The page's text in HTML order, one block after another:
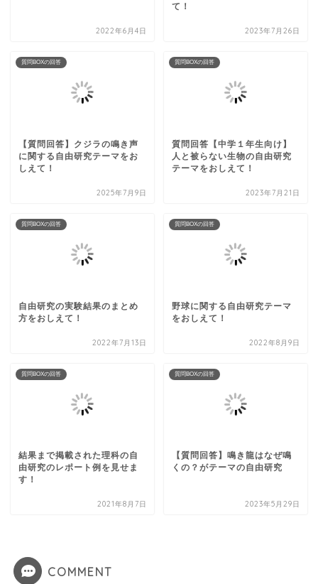
2022年6月4日
て！
2023年7月26日
質問BOXの回答
【質問回答】クジラの鳴き声
に関する自由研究テーマをお
しえて！
2025年7月9日
質問BOXの回答
質問回答【中学１年生向け】
人と被らない生物の自由研究
テーマをおしえて！
2023年7月21日
質問BOXの回答
自由研究の実験結果のまとめ
方をおしえて！
2022年7月13日
質問BOXの回答
野球に関する自由研究テーマ
をおしえて！
2022年8月9日
質問BOXの回答
結果まで掲載された理科の自
由研究のレポート例を見せま
す！
2021年8月7日
質問BOXの回答
【質問回答】鳴き龍はなぜ鳴
くの？がテーマの自由研究
2023年5月29日
COMMENT